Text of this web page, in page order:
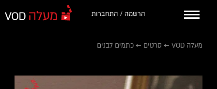
הרשמה / התחברות
מעלה VOD ← סרטים ← כתמים לבנים